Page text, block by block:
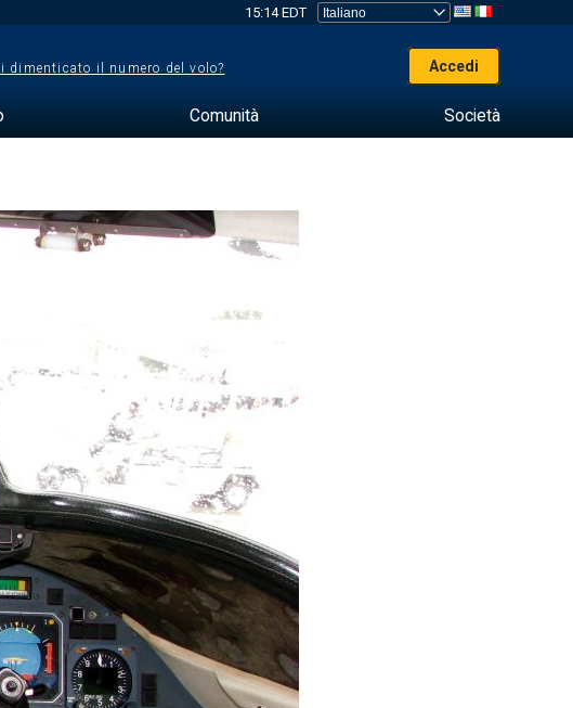
15:14 EDT
dimenticato il numero del volo? Accedi
Comunità Società